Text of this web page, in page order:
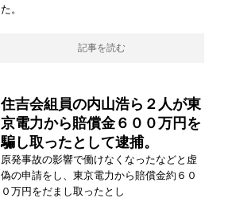
た。
記事を読む
住吉会組員の内山浩ら２人が東
京電力から賠償金６００万円を
騙し取ったとして逮捕。
原発事故の影響で働けなくなったなどと虚
偽の申請をし、東京電力から賠償金約６０
０万円をだまし取ったとし